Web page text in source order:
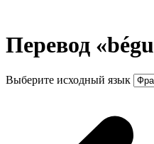
Перевод
Выберите исходный язык